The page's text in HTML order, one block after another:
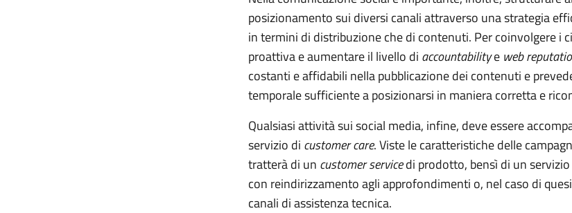
posizionamento sui diversi canali attraverso una strategia
in termini di distribuzione che di contenuti. Per coinvolgere i
proattiva e aumentare il livello di accountabilitye web
costanti e affidabili nella pubblicazione dei contenuti e
temporale sufficiente a posizionarsi in maniera corretta e
Qualsiasi attività sui social media, infine, deve essere
servizio di customer care. Viste le caratteristiche delle
tratterà di un customer servicedi prodotto, bensì di un
con reindirizzamento agli approfondimenti o, nel caso di
canali di assistenza tecnica.